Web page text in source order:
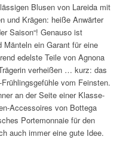
Blusen von Lareida mit
und Krägen: heiße Anwärter
Saison“! Genauso ist
ein Garant für eine
edelste Teile von Agnona
verheißen … kurz: das
vom Feinsten.
an der Seite einer Klasse-
Accessoires von Bottega
Portemonnaie für den
auch immer eine gute Idee.